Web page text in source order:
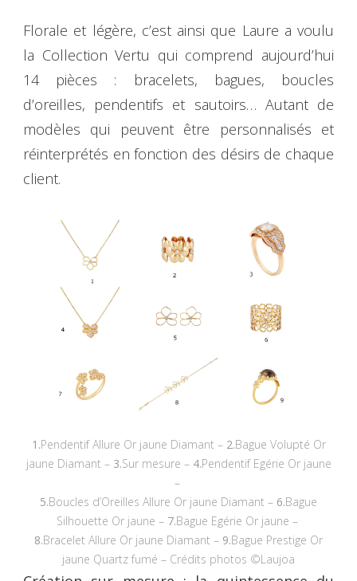
Florale et légère, c’est ainsi que Laure a voulu
la Collection Vertu qui comprend aujourd’hui
14 pièces : bracelets, bagues, boucles
d’oreilles, pendentifs et sautoirs… Autant de
modèles qui peuvent être personnalisés et
réinterprétés en fonction des désirs de chaque
client.
1.Pendentif Allure Or jaune Diamant – 2.Bague Volupté Or
jaune Diamant – 3.Sur mesure – 4.Pendentif Egérie Or jaune
–
5.Boucles d’Oreilles Allure Or jaune Diamant – 6.Bague
Silhouette Or jaune – 7.Bague Egérie Or jaune –
8.Bracelet Allure Or jaune Diamant – 9.Bague Prestige Or
jaune Quartz fumé – Crédits photos ©Laujoa